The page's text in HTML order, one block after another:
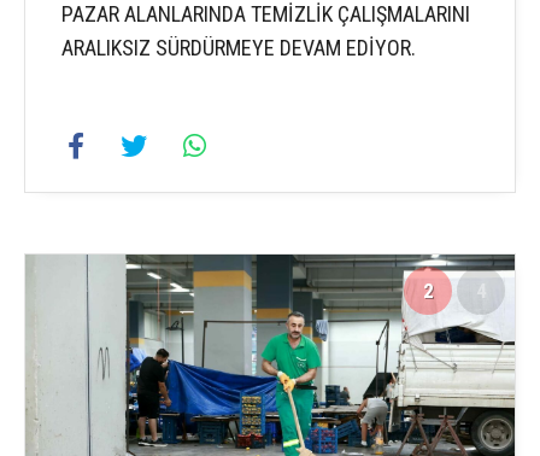
PAZAR ALANLARINDA TEMİZLİK ÇALIŞMALARINI
ARALIKSIZ SÜRDÜRMEYE DEVAM EDİYOR.
2 4